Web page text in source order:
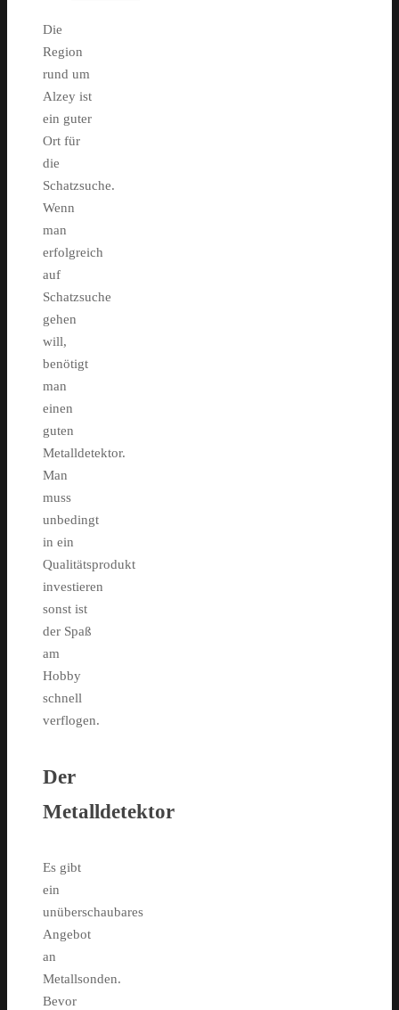
Die
Region
rund um
Alzey ist
ein guter
Ort für
die
Schatzsuche.
Wenn
man
erfolgreich
auf
Schatzsuche
gehen
will,
benötigt
man
einen
guten
Metalldetektor.
Man
muss
unbedingt
in ein
Qualitätsprodukt
investieren
sonst ist
der Spaß
am
Hobby
schnell
verflogen.
Der
Metalldetektor
Es gibt
ein
unüberschaubares
Angebot
an
Metallsonden.
Bevor